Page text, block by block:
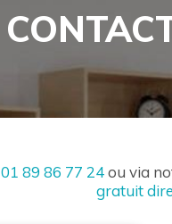
01 89 86 77 24ou via
gratuit